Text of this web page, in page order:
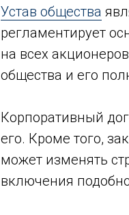
Устав общества
регламентирует
на всех
общества и его
Корпоративный
его. Кроме того,
может изменять
включения